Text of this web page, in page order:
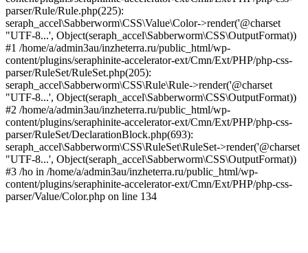
parser/Rule/Rule.php(225):
seraph_accel\Sabberworm\CSS\Value\Color->render('@charset
"UTF-8...', Object(seraph_accel\Sabberworm\CSS\OutputFormat))
#1 /home/a/admin3au/inzheterra.ru/public_html/wp-
content/plugins/seraphinite-accelerator-ext/Cmn/Ext/PHP/php-css-
parser/RuleSet/RuleSet.php(205):
seraph_accel\Sabberworm\CSS\Rule\Rule->render('@charset
"UTF-8...', Object(seraph_accel\Sabberworm\CSS\OutputFormat))
#2 /home/a/admin3au/inzheterra.ru/public_html/wp-
content/plugins/seraphinite-accelerator-ext/Cmn/Ext/PHP/php-css-
parser/RuleSet/DeclarationBlock.php(693):
seraph_accel\Sabberworm\CSS\RuleSet\RuleSet->render('@charset
"UTF-8...', Object(seraph_accel\Sabberworm\CSS\OutputFormat))
#3 /ho in /home/a/admin3au/inzheterra.ru/public_html/wp-
content/plugins/seraphinite-accelerator-ext/Cmn/Ext/PHP/php-css-
parser/Value/Color.php on line 134